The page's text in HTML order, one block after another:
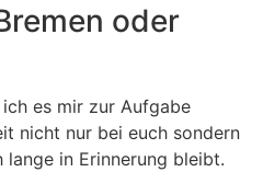
oder
es mir zur Aufgabe
nicht nur bei euch sondern
lange in Erinnerung bleibt.